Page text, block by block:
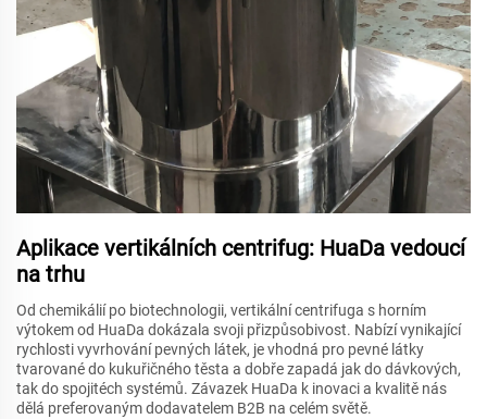
Aplikace vertikálních centrifug: HuaDa vedoucí
na trhu
Od chemikálií po biotechnologii, vertikální centrifuga s horním
výtokem od HuaDa dokázala svoji přizpůsobivost. Nabízí vynikající
rychlosti vyvrhování pevných látek, je vhodná pro pevné látky
tvarované do kukuřičného těsta a dobře zapadá jak do dávkových,
tak do spojitéch systémů. Závazek HuaDa k inovaci a kvalitě nás
dělá preferovaným dodavatelem B2B na celém světě.